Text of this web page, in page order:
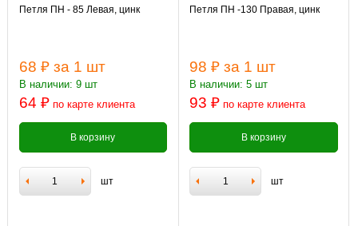
Петля ПН - 85 Левая, цинк
68 ₽ за 1 шт
В наличии: 9 шт
64 ₽ по карте клиента
В корзину
шт
Петля ПН -130 Правая, цинк
98 ₽ за 1 шт
В наличии: 5 шт
93 ₽ по карте клиента
В корзину
шт